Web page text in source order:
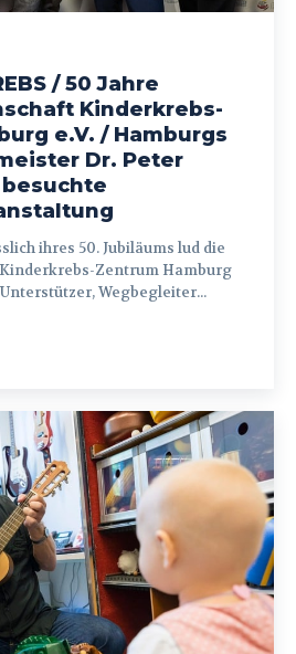
/ 50 Jahre
Kinderkrebs-
e.V. / Hamburgs
Dr. Peter
Zentrum Hamburg
Wegbegleiter...